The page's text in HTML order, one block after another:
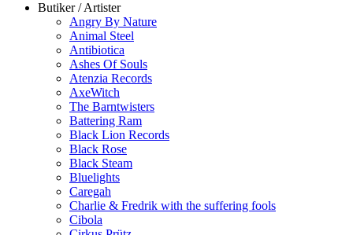
Butiker / Artister
Angry By Nature
Animal Steel
Antibiotica
Ashes Of Souls
Atenzia Records
AxeWitch
The Barntwisters
Battering Ram
Black Lion Records
Black Rose
Black Steam
Bluelights
Caregah
Charlie & Fredrik with the suffering fools
Cibola